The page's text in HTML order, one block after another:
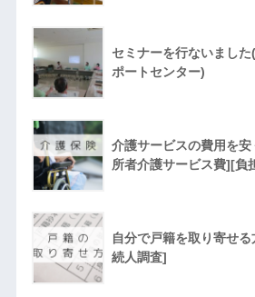
セミナーを行ないまし
ポートセンター)
介護サービスの費用を
所者介護サービス費][負
自分で戸籍を取り寄せ
続人調査]